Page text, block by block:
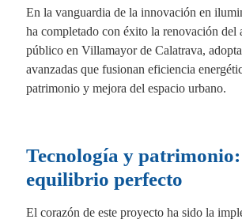
ok
In
A
pp
En la vanguardia de la innovación en
ha completado con éxito la renovación del
público en Villamayor de Calatrava,
avanzadas que fusionan eficiencia
patrimonio y mejora del espacio urbano.
Tecnología y
equilibrio perfecto
El corazón de este proyecto ha sido la